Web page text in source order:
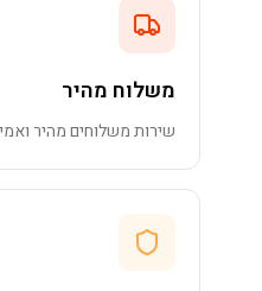
משלוח מהיר
שירות משלוחים מהיר